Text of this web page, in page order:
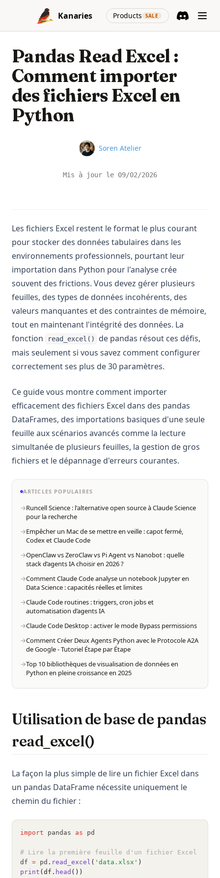
Skip to content
Kanaries
Products SALE
(opens in a
Pandas Read Excel :
Comment importer
des fichiers Excel en
Python
Name
Soren Atelier
Mis à jour le 09/02/2026
Les fichiers Excel restent le format le plus courant
pour stocker des données tabulaires dans les
environnements professionnels, pourtant leur
importation dans Python pour l'analyse crée
souvent des frictions. Vous devez gérer plusieurs
feuilles, des types de données incohérents, des
valeurs manquantes et des contraintes de mémoire,
tout en maintenant l'intégrité des données. La
fonction
read_excel()
de pandas résout ces défis,
mais seulement si vous savez comment configurer
correctement ses plus de 30 paramètres.
Ce guide vous montre comment importer
efficacement des fichiers Excel dans des pandas
DataFrames, des importations basiques d'une seule
feuille aux scénarios avancés comme la lecture
simultanée de plusieurs feuilles, la gestion de gros
fichiers et le dépannage d'erreurs courantes.
ARTICLES POPULAIRES
Runcell Science : l'alternative open source à Claude Science
pour la recherche
Empêcher un Mac de se mettre en veille : capot fermé,
Codex et Claude Code
OpenClaw vs ZeroClaw vs Pi Agent vs Nanobot : quelle
stack d’agents IA choisir en 2026 ?
Comment Claude Code analyse un notebook Jupyter en
Data Science : capacités réelles et limites
Claude Code routines : triggers, cron jobs et
automatisation d’agents IA
Claude Code Desktop : activer le mode Bypass permissions
Comment Créer Deux Agents Python avec le Protocole A2A
de Google - Tutoriel Étape par Étape
Top 10 bibliothèques de visualisation de données en
Python en pleine croissance en 2025
Utilisation de base de pandas
read_excel()
La façon la plus simple de lire un fichier Excel dans
un pandas DataFrame nécessite uniquement le
chemin du fichier :
import pandas as pd
# Lire la première feuille d'un fichier Excel
df = pd . read_excel ( 'data.xlsx' )
print (df. head ())